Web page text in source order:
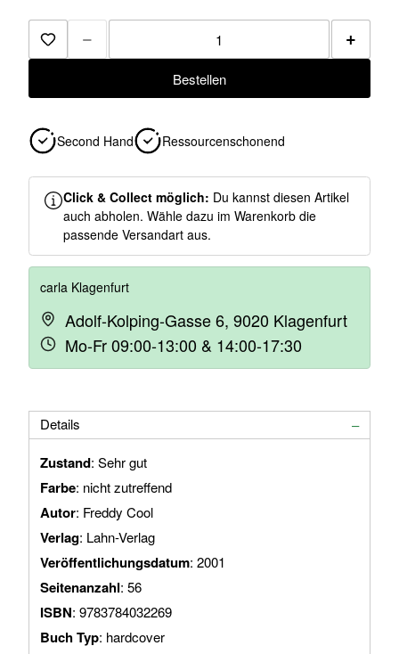
Zur Merkliste hinzufügen
− +
Bestellen
Second Hand Ressourcenschonend
Click & Collect möglich: Du kannst diesen Artikel
auch abholen. Wähle dazu im Warenkorb die
passende Versandart aus.
carla Klagenfurt
Adolf-Kolping-Gasse 6, 9020 Klagenfurt
Mo-Fr 09:00-13:00 & 14:00-17:30
Details
Zustand: Sehr gut
Farbe: nicht zutreffend
Autor: Freddy Cool
Verlag: Lahn-Verlag
Veröffentlichungsdatum: 2001
Seitenanzahl: 56
ISBN: 9783784032269
Buch Typ: hardcover